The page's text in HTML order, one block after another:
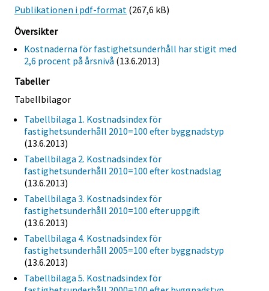
Publikationen i pdf-format (267,6 kB)
Översikter
Kostnaderna för fastighetsunderhåll har stigit med
2,6 procent på årsnivå (13.6.2013)
Tabeller
Tabellbilagor
Tabellbilaga 1. Kostnadsindex för
fastighetsunderhåll 2010=100 efter byggnadstyp
(13.6.2013)
Tabellbilaga 2. Kostnadsindex för
fastighetsunderhåll 2010=100 efter kostnadslag
(13.6.2013)
Tabellbilaga 3. Kostnadsindex för
fastighetsunderhåll 2010=100 efter uppgift
(13.6.2013)
Tabellbilaga 4. Kostnadsindex för
fastighetsunderhåll 2005=100 efter byggnadstyp
(13.6.2013)
Tabellbilaga 5. Kostnadsindex för